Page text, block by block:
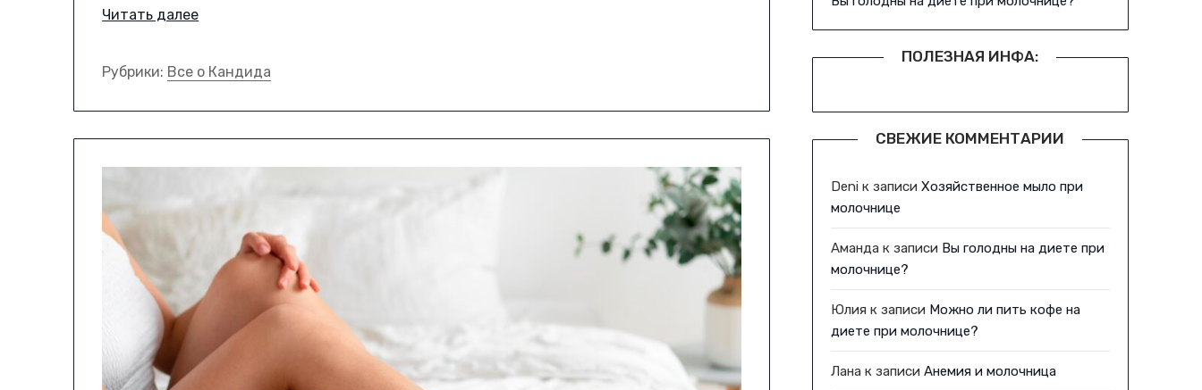
Читать далее
Рубрики: Все о Кандида
ПОЛЕЗНАЯ ИНФА:
СВЕЖИЕ КОММЕНТАРИИ
Deniк записи Хозяйственное мыло при
молочнице
Аманда к записи Вы голодны на диете при
молочнице?
Юлия к записи Можно ли пить кофе на
диете при молочнице?
Лана к записи Анемия и молочница